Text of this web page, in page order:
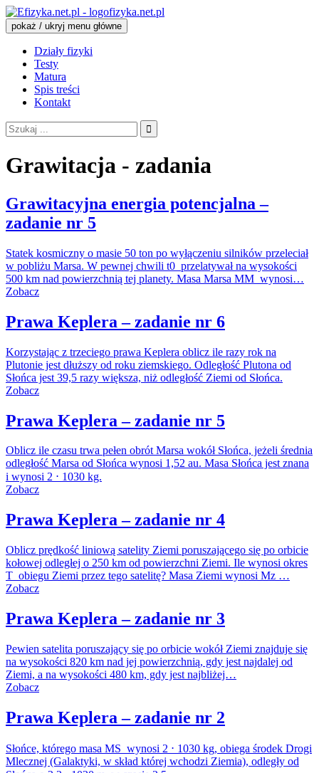
fizyka.net.pl
pokaż / ukryj menu główne
Działy fizyki
Testy
Matura
Spis treści
Kontakt
Szukaj:
Grawitacja - zadania
Grawitacyjna energia potencjalna –
zadanie nr 5
Statek kosmiczny o masie 50 ton po wyłączeniu silników przeleciał
w pobliżu Marsa. W pewnej chwili t0 przelatywał na wysokości
500 km nad powierzchnią tej planety. Masa Marsa MM wynosi…
Zobacz
Prawa Keplera – zadanie nr 6
Korzystając z trzeciego prawa Keplera oblicz ile razy rok na
Plutonie jest dłuższy od roku ziemskiego. Odległość Plutona od
Słońca jest 39,5 razy większa, niż odległość Ziemi od Słońca.
Zobacz
Prawa Keplera – zadanie nr 5
Oblicz ile czasu trwa pełen obrót Marsa wokół Słońca, jeżeli średnia
odległość Marsa od Słońca wynosi 1,52 au. Masa Słońca jest znana
i wynosi 2 ⋅ 1030 kg.
Zobacz
Prawa Keplera – zadanie nr 4
Oblicz prędkość liniową satelity Ziemi poruszającego się po orbicie
kołowej odległej o 250 km od powierzchni Ziemi. Ile wynosi okres
T obiegu Ziemi przez tego satelitę? Masa Ziemi wynosi Mz …
Zobacz
Prawa Keplera – zadanie nr 3
Pewien satelita poruszający się po orbicie wokół Ziemi znajduje się
na wysokości 820 km nad jej powierzchnią, gdy jest najdalej od
Ziemi, a na wysokości 480 km, gdy jest najbliżej…
Zobacz
Prawa Keplera – zadanie nr 2
Słońce, którego masa MS wynosi 2 ⋅ 1030 kg, obiega środek Drogi
Mlecznej (Galaktyki, w skład której wchodzi Ziemia), odległy od